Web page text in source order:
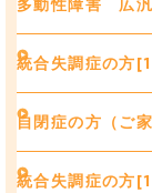
多動性障害 広汎
統合失調症の方
自閉症の方（ご
統合失調症の方